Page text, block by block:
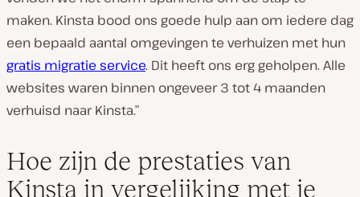
maken. Kinsta bood ons goede hulp aan om iedere dag
een bepaald aantal omgevingen te verhuizen met hun
gratis migratie service. Dit heeft ons erg geholpen. Alle
websites waren binnen ongeveer 3 tot 4 maanden
verhuisd naar Kinsta.”
Hoe zijn de prestaties van
Kinsta in vergelijking met je